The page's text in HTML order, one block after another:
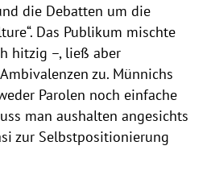
die Debatten um die
Das Publikum mischte
hitzig –, ließ aber
zu. Münnichs
Parolen noch einfache
man aushalten angesichts
zur Selbstpositionierung